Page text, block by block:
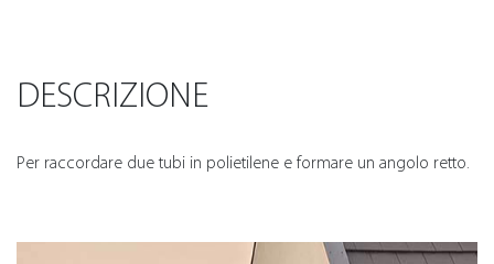
DESCRIZIONE
Per raccordare due tubi in polietilene e formare un angolo retto.